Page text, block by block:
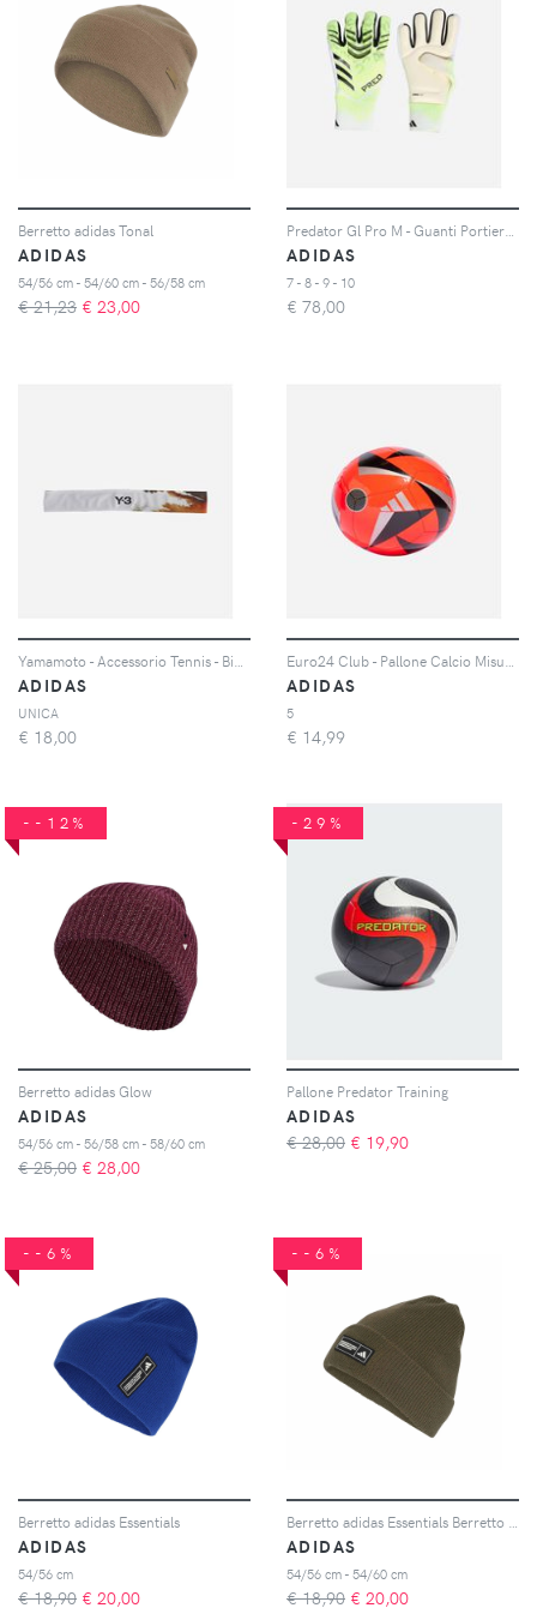
Berretto adidas Tonal
ADIDAS
54/56 cm - 54/60 cm - 56/58 cm
€ 21,23 € 23,00
ADIDAS
7 - 8 - 9 - 10
€ 78,00
ADIDAS
UNICA
€ 18,00
ADIDAS
5
€ 14,99
--12%
Berretto adidas Glow
ADIDAS
54/56 cm - 56/58 cm - 58/60 cm
€ 25,00 € 28,00
-29%
Pallone Predator Training
ADIDAS
€ 28,00 € 19,90
--6%
Berretto adidas Essentials
ADIDAS
54/56 cm
€ 18,90 € 20,00
--6%
ADIDAS
54/56 cm - 54/60 cm
€ 18,90 € 20,00